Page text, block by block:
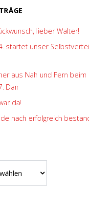
lieber Walter!
startet unser
aus Nah und Fern beim
Dan
da!
nach erfolgreich